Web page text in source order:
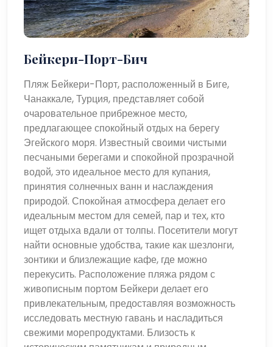
Бейкери-Порт-Бич
Пляж Бейкери-Порт, расположенный в Биге,
Чанаккале, Турция, представляет собой
очаровательное прибрежное место,
предлагающее спокойный отдых на берегу
Эгейского моря. Известный своими чистыми
песчаными берегами и спокойной прозрачной
водой, это идеальное место для купания,
принятия солнечных ванн и наслаждения
природой. Спокойная атмосфера делает его
идеальным местом для семей, пар и тех, кто
ищет отдыха вдали от толпы. Посетители могут
найти основные удобства, такие как шезлонги,
зонтики и близлежащие кафе, где можно
перекусить. Расположение пляжа рядом с
живописным портом Бейкери делает его
привлекательным, предоставляя возможность
исследовать местную гавань и насладиться
свежими морепродуктами. Близость к